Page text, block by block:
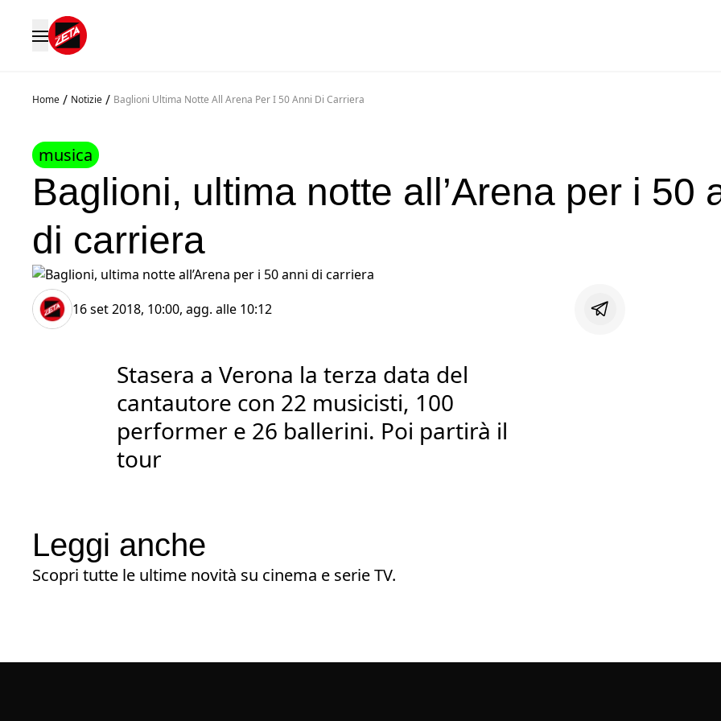
Home / Notizie / Baglioni Ultima Notte All Arena Per I 50 Anni Di Carriera
musica
Baglioni, ultima notte all’Arena per i 50
di carriera
16 set 2018, 10:00, agg. alle 10:12
Stasera a Verona la terza data del
cantautore con 22 musicisti, 100
performer e 26 ballerini. Poi partirà il
tour
Leggi anche
Scopri tutte le ultime novità su cinema e serie TV.